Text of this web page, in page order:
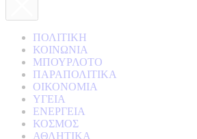
ΠΟΛΙΤΙΚΗ
ΚΟΙΝΩΝΙΑ
ΜΠΟΥΡΛΟΤΟ
ΠΑΡΑΠΟΛΙΤΙΚΑ
ΟΙΚΟΝΟΜΙΑ
ΥΓΕΙΑ
ΕΝΕΡΓΕΙΑ
ΚΟΣΜΟΣ
ΑΘΛΗΤΙΚΑ